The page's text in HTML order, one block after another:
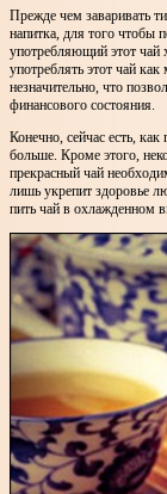
Прежде чем заваривать
напитка, для того чтобы
употребляющий этот чай
употреблять этот чай
незначительно, что
финансового состояния.
Конечно, сейчас есть,
больше. Кроме этого,
прекрасный чай
лишь укрепит здоровье
пить чай в охлажденном